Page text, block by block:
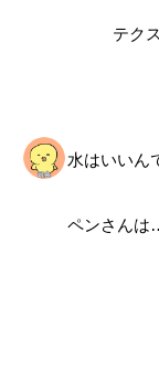
テク
水はいいん
ペンさん